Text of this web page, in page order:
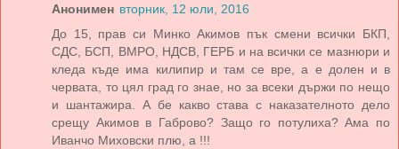
Анонимен вторник, 12 юли, 2016
До 15, прав си Минко Акимов пък смени всички БКП,
СДС, БСП, ВМРО, НДСВ, ГЕРБ и на всички се мазнюри и
кледа къде има килипир и там се вре, а е долен и в
червата, то цял град го знае, но за всеки държи по нещо
и шантажира. А бе какво става с наказателното дело
срещу Акимов в Габрово? Защо го потулиха? Ама по
Иванчо Миховски плю, а !!!